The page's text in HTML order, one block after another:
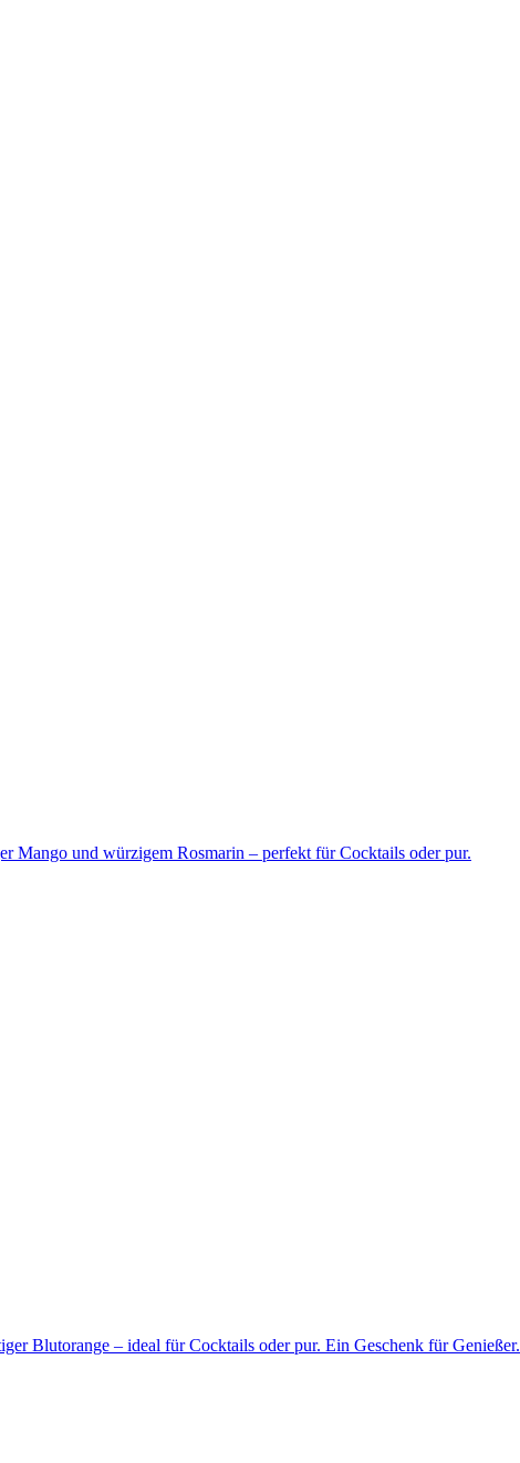
Mango und würzigem Rosmarin – perfekt für Cocktails oder pur.
Blutorange – ideal für Cocktails oder pur. Ein Geschenk für Genießer.